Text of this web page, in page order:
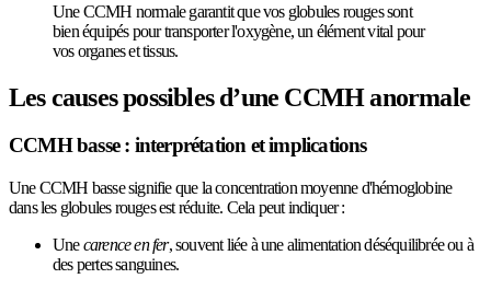
Une CCMH normale garantit que vos globules rouges sont
bien équipés pour transporter l'oxygène, un élément vital pour
vos organes et tissus.
Les causes possibles d’une CCMH anormale
CCMH basse : interprétation et implications
Une CCMH basse signifie que la concentration moyenne d'hémoglobine
dans les globules rouges est réduite. Cela peut indiquer :
Unecarence en fer, souvent liée à une alimentation déséquilibrée ou à
des pertes sanguines.